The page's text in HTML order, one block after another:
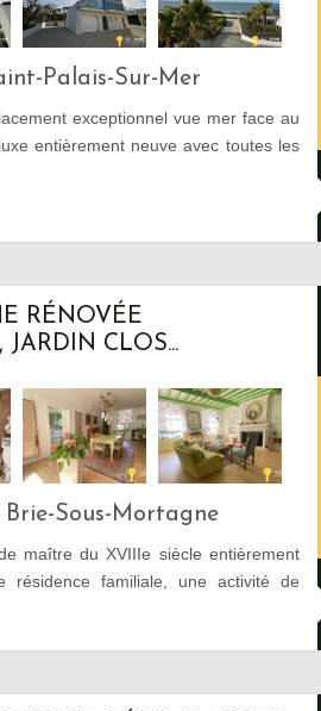
Palais-Sur-Mer
exceptionnel vue mer face au
entièrement neuve avec toutes les
RÉNOVÉE
CLOS...
Sous-Mortagne
maître du XVIIIe siècle entièrement
familiale, une activité de